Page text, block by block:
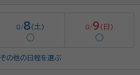
8/8(土)
◯
8/9 (日)
◯
その他の日程を選ぶ